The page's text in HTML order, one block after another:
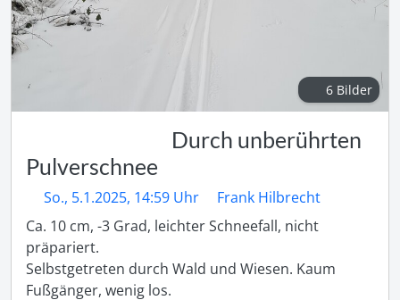
6 Bilder
Durch unberührten
Pulverschnee
So., 5.1.2025, 14:59 Uhr
Frank Hilbrecht
Ca. 10 cm, -3 Grad, leichter Schneefall, nicht
präpariert.
Selbstgetreten durch Wald und Wiesen. Kaum
Fußgänger, wenig los.